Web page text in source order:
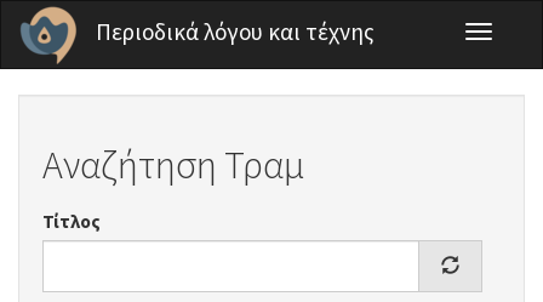
Παράκαμψη προς το κυρίως περιεχόμενο
Περιοδικά λόγου και τέχνης
Toggle
Αναζήτηση Τραμ
Τίτλος